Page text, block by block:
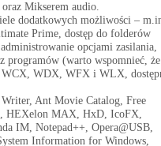
Mikserem audio.
dodatkowych możliwości –
Prime, dostęp do folderów
opcjami zasilania,
programów (warto wspomnieć, że
WCX, WDX, WFX i WLX,
Ant Movie Catalog, Free
HEXelon MAX, HxD, IcoFX,
IM, Notepad++, Opera@USB,
Information for Windows,